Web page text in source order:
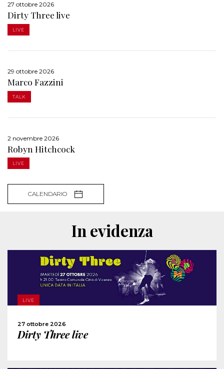
27 ottobre 2026
Dirty Three live
LIVE
29 ottobre 2026
Marco Fazzini
TALK
2 novembre 2026
Robyn Hitchcock
LIVE
CALENDARIO
In evidenza
LIVE
27 ottobre 2026
Dirty Three live
SCOPRI DI PIÙ
ACQUISTA